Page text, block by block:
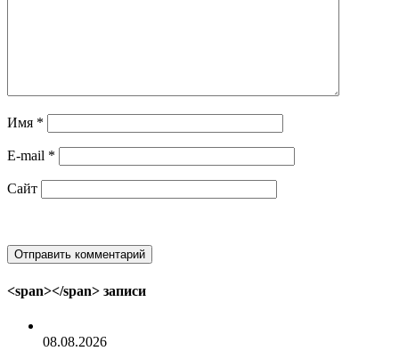
Имя *
E-mail *
Сайт
<span></span> записи
08.08.2026